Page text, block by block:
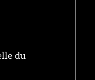
du